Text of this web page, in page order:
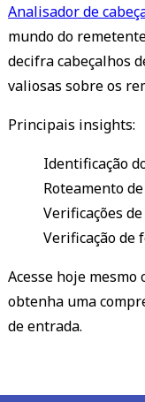
Analisador de
mundo do
decifra cabeçalhos
valiosas sobre os
Principais insights:
Identificação
Roteamento
Verificações
Verificação de
Acesse hoje
obtenha uma
de entrada.